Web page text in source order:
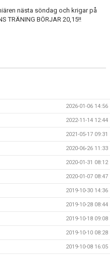
nästa söndag och krigar på
TRÄNING BÖRJAR 20,15!!
2026-01-06 14:56
2022-11-14 12:44
2021-05-17 09:31
2020-06-26 11:33
2020-01-31 08:12
2020-01-07 08:47
2019-10-30 14:36
2019-10-28 08:44
2019-10-18 09:08
2019-10-10 08:28
2019-10-08 16:05